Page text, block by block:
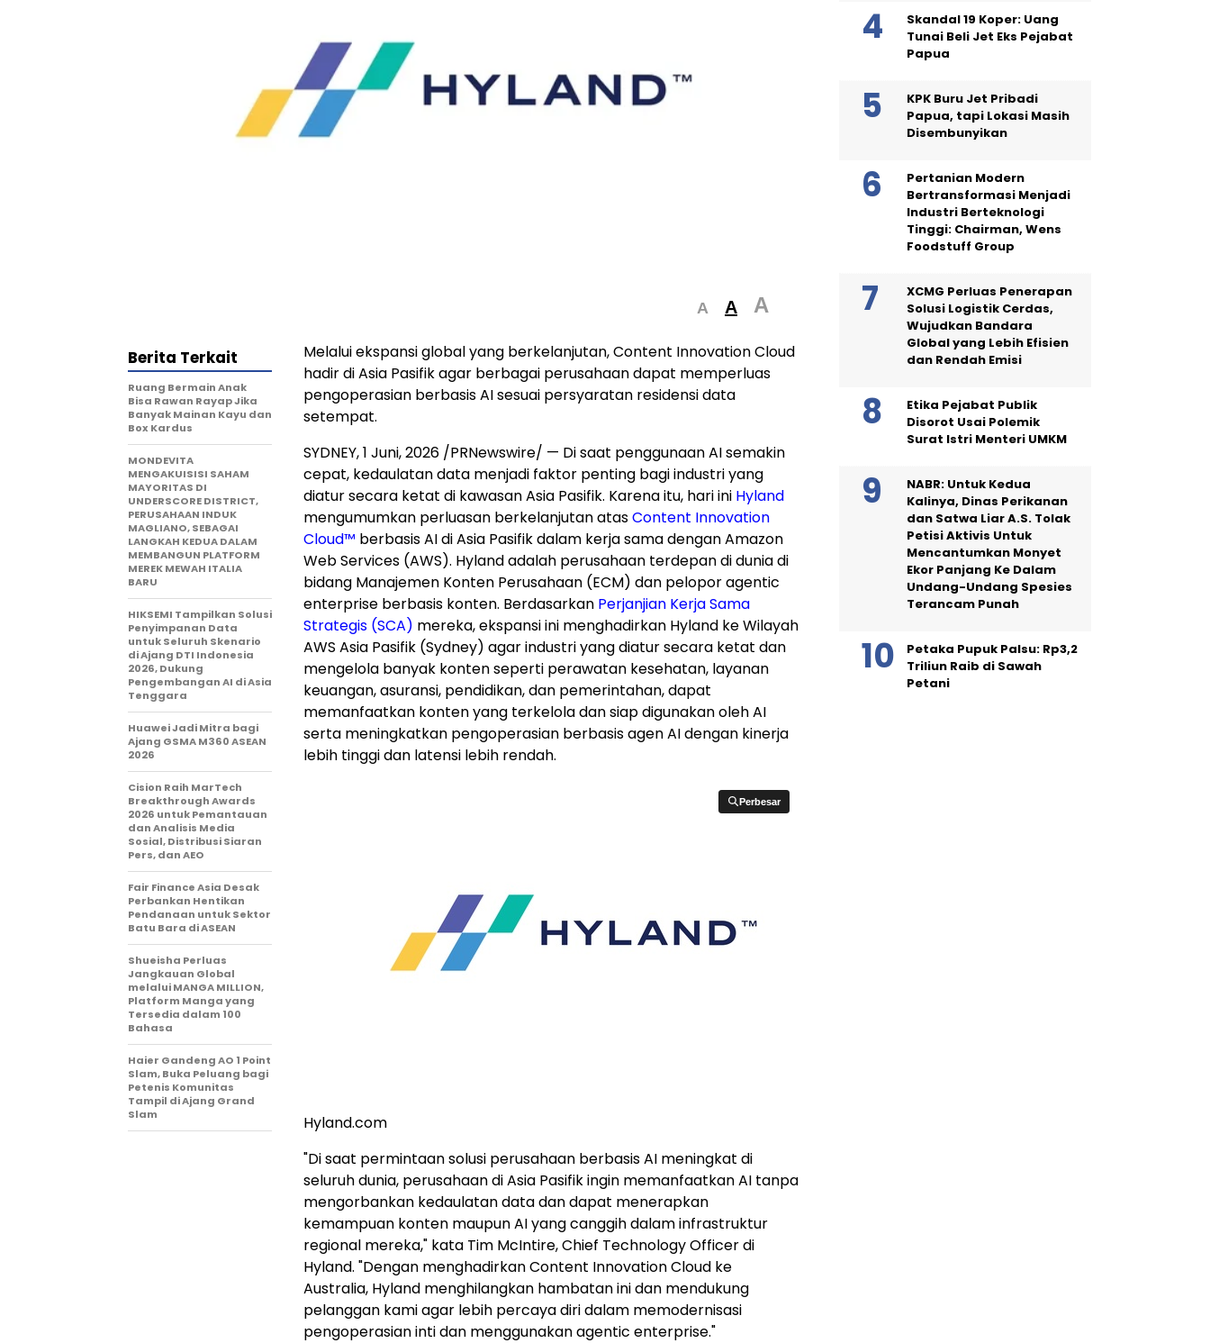
A A A
Melalui ekspansi global yang berkelanjutan, Content Innovation Cloud
hadir di Asia Pasifik agar berbagai perusahaan dapat memperluas
pengoperasian berbasis AI sesuai persyaratan residensi data
setempat.
SYDNEY,1 Juni, 2026 /PRNewswire/ — Di saat penggunaan AI semakin
cepat, kedaulatan data menjadi faktor penting bagi industri yang
diatur secara ketat di kawasan Asia Pasifik. Karena itu, hari ini Hyland
mengumumkan perluasan berkelanjutan atasContent Innovation
Cloud™ berbasis AI di Asia Pasifik dalam kerja sama dengan Amazon
Web Services (AWS). Hyland adalah perusahaan terdepan di dunia di
bidang Manajemen Konten Perusahaan (ECM) dan pelopor agentic
enterprise berbasis konten. Berdasarkan Perjanjian Kerja Sama
Strategis (SCA) mereka, ekspansi ini menghadirkan Hyland ke Wilayah
AWS Asia Pasifik (Sydney) agar industri yang diatur secara ketat dan
mengelola banyak konten seperti perawatan kesehatan, layanan
keuangan, asuransi, pendidikan, dan pemerintahan, dapat
memanfaatkan konten yang terkelola dan siap digunakan oleh AI
serta meningkatkan pengoperasian berbasis agen AI dengan kinerja
lebih tinggi dan latensi lebih rendah.
Perbesar
Perbesar
Hyland.com
"Di saat permintaan solusi perusahaan berbasis AI meningkat di
seluruh dunia, perusahaan di Asia Pasifik ingin memanfaatkan AI tanpa
mengorbankan kedaulatan data dan dapat menerapkan
kemampuan konten maupun AI yang canggih dalam infrastruktur
regional mereka," kata Tim McIntire, Chief Technology Officer di
Hyland. "Dengan menghadirkan Content Innovation Cloud ke
Australia, Hyland menghilangkan hambatan ini dan mendukung
pelanggan kami agar lebih percaya diri dalam memodernisasi
pengoperasian inti dan menggunakan agentic enterprise."
Berita Terkait
Ruang Bermain Anak
Bisa Rawan Rayap Jika
Banyak Mainan Kayu dan
Box Kardus
MONDEVITA
MENGAKUISISI SAHAM
MAYORITAS DI
UNDERSCORE DISTRICT,
PERUSAHAAN INDUK
MAGLIANO, SEBAGAI
LANGKAH KEDUA DALAM
MEMBANGUN PLATFORM
MEREK MEWAH ITALIA
BARU
HIKSEMI Tampilkan Solusi
Penyimpanan Data
untuk Seluruh Skenario
di Ajang DTI Indonesia
2026, Dukung
Pengembangan AI di Asia
Tenggara
Huawei Jadi Mitra bagi
Ajang GSMA M360 ASEAN
2026
Cision Raih MarTech
Breakthrough Awards
2026 untuk Pemantauan
dan Analisis Media
Sosial, Distribusi Siaran
Pers, dan AEO
Fair Finance Asia Desak
Perbankan Hentikan
Pendanaan untuk Sektor
Batu Bara di ASEAN
Shueisha Perluas
Jangkauan Global
melalui MANGA MILLION,
Platform Manga yang
Tersedia dalam 100
Bahasa
Haier Gandeng AO 1 Point
Slam, Buka Peluang bagi
Petenis Komunitas
Tampil di Ajang Grand
Slam
Skandal 19 Koper: Uang
Tunai Beli Jet Eks Pejabat
Papua
KPK Buru Jet Pribadi
Papua, tapi Lokasi Masih
Disembunyikan
Pertanian Modern
Bertransformasi Menjadi
Industri Berteknologi
Tinggi: Chairman, Wens
Foodstuff Group
XCMG Perluas Penerapan
Solusi Logistik Cerdas,
Wujudkan Bandara
Global yang Lebih Efisien
dan Rendah Emisi
Etika Pejabat Publik
Disorot Usai Polemik
Surat Istri Menteri UMKM
NABR: Untuk Kedua
Kalinya, Dinas Perikanan
dan Satwa Liar A.S. Tolak
Petisi Aktivis Untuk
Mencantumkan Monyet
Ekor Panjang Ke Dalam
Undang-Undang Spesies
Terancam Punah
Petaka Pupuk Palsu: Rp3,2
Triliun Raib di Sawah
Petani